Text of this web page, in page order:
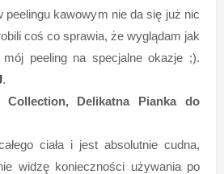
peelingu kawowym nie da się już nic
coś co sprawia, że wyglądam jak
peeling na specjalne okazje ;).
.
Collection, Delikatna Pianka do
ciała i jest absolutnie cudna,
widzę konieczności używania po